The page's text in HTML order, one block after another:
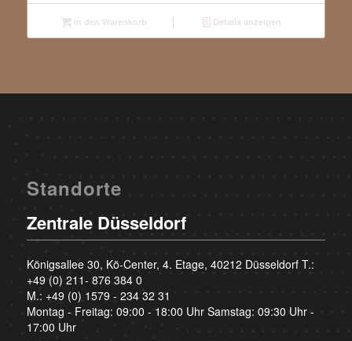
In den Warenkorb Details anzeigen
Standorte
Zentrale Düsseldorf
Königsallee 30, Kö-Center, 4. Etage, 40212 Düsseldorf T.:
+49 (0) 211- 876 384 0
M.: +49 (0) 1579 - 234 32 31
Montag - Freitag: 09:00 - 18:00 Uhr Samstag: 09:30 Uhr -
17:00 Uhr